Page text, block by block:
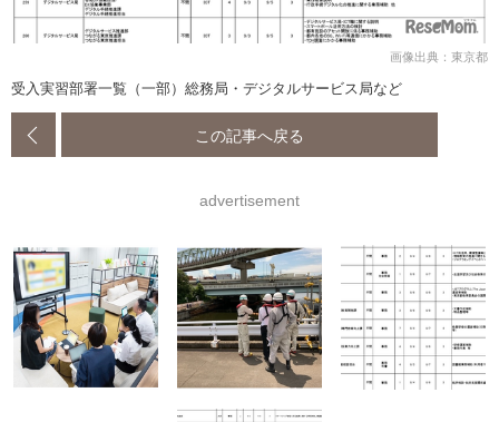
画像出典：東京都
受入実習部署一覧（一部）総務局・デジタルサービス局など
この記事へ戻る
advertisement